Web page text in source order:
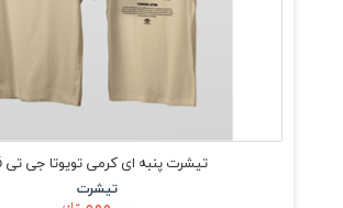
تیشرت پنبه ای کرمی تویوتا جی تی 86
تیشرت